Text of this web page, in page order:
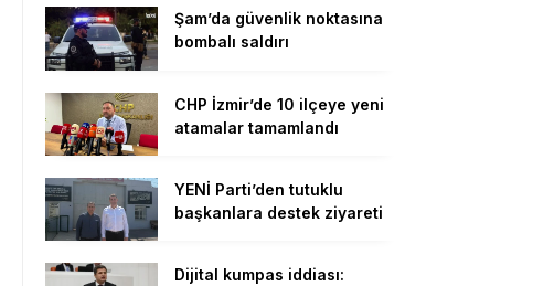
Şam’da güvenlik noktasına
bombalı saldırı
CHP İzmir’de 10 ilçeye yeni
atamalar tamamlandı
YENİ Parti’den tutuklu
başkanlara destek ziyareti
Dijital kumpas iddiası: